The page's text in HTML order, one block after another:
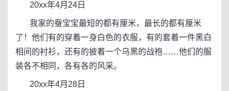
20xx年4月24日
我家的蚕宝宝最短的都有厘米，最长的都有厘米
了！他们有的穿着一身白色的衣服，有的套着一件黑白
相间的衬衫，还有的披着一个乌黑的战袍……他们的服
装各不相同，各有各的风采。
20xx年4月28日